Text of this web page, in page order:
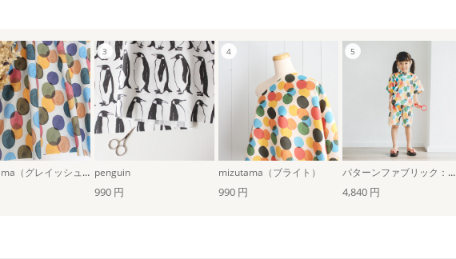
mizutama（グレイッシュ） penguin mizutama（ブライト） パターンファブリック：こども甚平（mizutama）
990 円 990 円 4,840 円